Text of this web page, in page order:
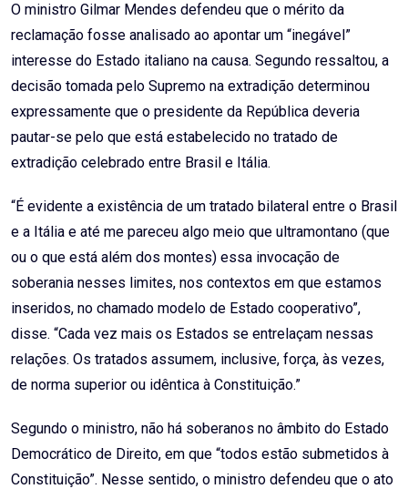
O ministro Gilmar Mendes defendeu que o mérito da
reclamação fosse analisado ao apontar um “inegável”
interesse do Estado italiano na causa. Segundo ressaltou, a
decisão tomada pelo Supremo na extradição determinou
expressamente que o presidente da República deveria
pautar-se pelo que está estabelecido no tratado de
extradição celebrado entre Brasil e Itália.
“É evidente a existência de um tratado bilateral entre o Brasil
e a Itália e até me pareceu algo meio que ultramontano (que
ou o que está além dos montes) essa invocação de
soberania nesses limites, nos contextos em que estamos
inseridos, no chamado modelo de Estado cooperativo”,
disse. “Cada vez mais os Estados se entrelaçam nessas
relações. Os tratados assumem, inclusive, força, às vezes,
de norma superior ou idêntica à Constituição.”
Segundo o ministro, não há soberanos no âmbito do Estado
Democrático de Direito, em que “todos estão submetidos à
Constituição”. Nesse sentido, o ministro defendeu que o ato